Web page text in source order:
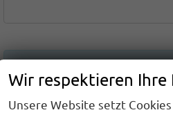
In dieser Rubrik bzw. mit
Wir respektieren Ihre
Unsere Website setzt